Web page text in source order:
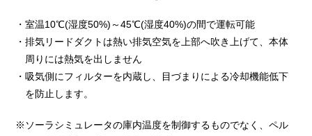
室温10℃(湿度50%)～45℃(湿度40%)の間で運転可能
排気リードダクトは熱い排気空気を上部へ吹き上げて、本体
周りには熱気を出しません
吸気側にフィルターを内蔵し、目づまりによる冷却機能低下
を防止します。
※ソーラシミュレータの庫内温度を制御するものでなく、ペル